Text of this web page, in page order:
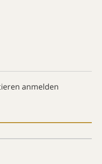
anmelden